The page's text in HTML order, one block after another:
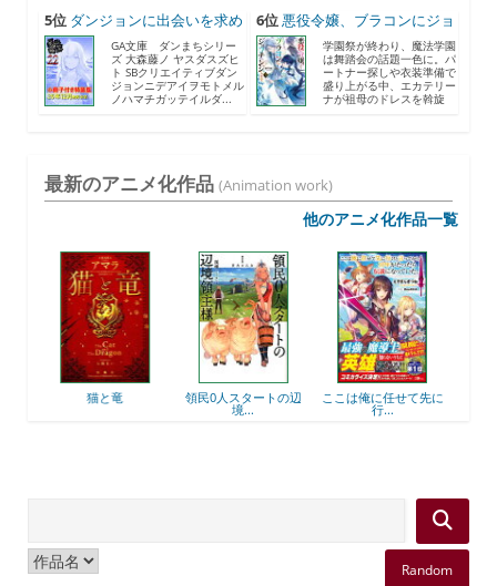
5位 ダンジョンに出会いを求め
る...
GA文庫 ダンまちシリー
ズ 大森藤ノ ヤスダスズヒ
ト SBクリエイティブダン
ジョンニデアイヲモトメル
ノハマチガッテイルダ...
6位悪役令嬢、ブラコンにジョ
ブ...
学園祭が終わり、魔法学園
は舞踏会の話題一色に。パ
ートナー探しや衣装準備で
盛り上がる中、エカテリー
ナが祖母のドレスを斡旋
最新のアニメ化作品 (Animation work)
他のアニメ化作品一覧
領民0人スタートの辺 ここは俺に任せて先に
行...
最強出涸らし皇子の暗
躍...
Random